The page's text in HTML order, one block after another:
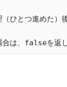
ひとつ進めた）
合は、falseを返し